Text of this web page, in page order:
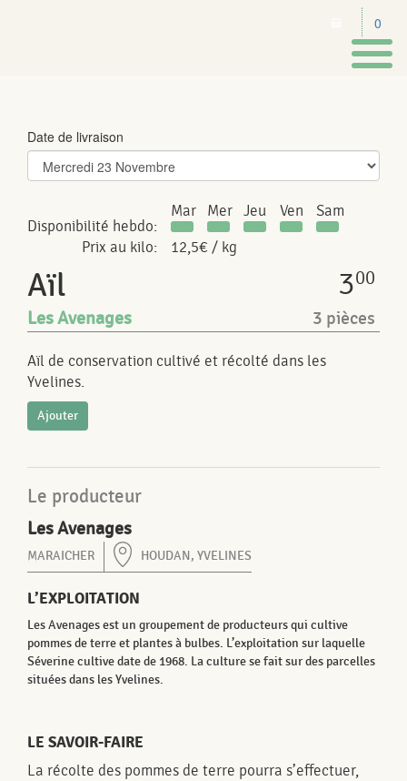
0
Date de livraison
Disponibilité hebdo:
Mar Mer Jeu Ven Sam
Prix au kilo: 12,5€ / kg
Aïl 300
Les Avenages 3 pièces
Aïl de conservation cultivé et récolté dans les
Yvelines.
Ajouter
Le producteur
Les Avenages
MARAICHER HOUDAN, YVELINES
L’EXPLOITATION
Les Avenages est un groupement de producteurs qui cultive
pommes de terre et plantes à bulbes. L’exploitation sur laquelle
Séverine cultive date de 1968. La culture se fait sur des parcelles
situées dans les Yvelines.
LE SAVOIR-FAIRE
La récolte des pommes de terre pourra s’effectuer,